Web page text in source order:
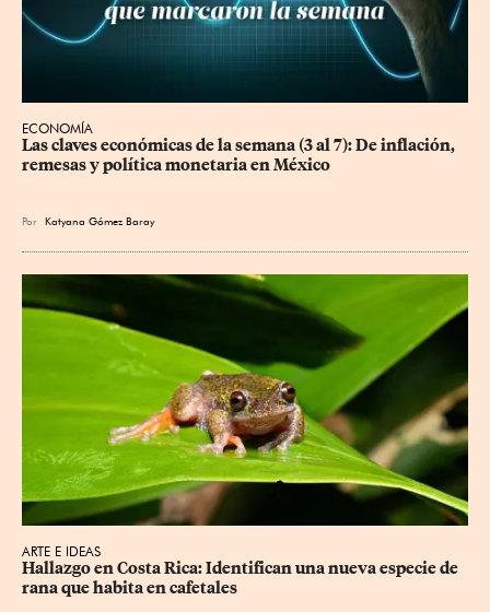
ECONOMÍA
Las claves económicas de la semana (3 al 7): De inflación,
remesas y política monetaria en México
Por Katyana Gómez Baray
ARTE E IDEAS
Hallazgo en Costa Rica: Identifican una nueva especie de
rana que habita en cafetales